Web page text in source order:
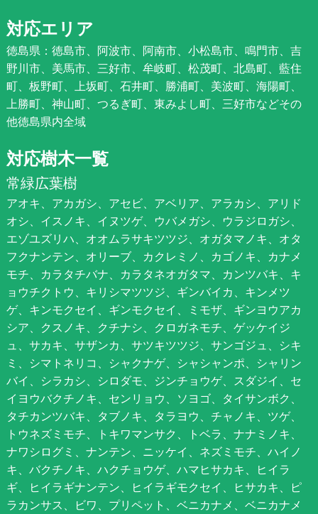
対応エリア
徳島県：徳島市、阿波市、阿南市、小松島市、鳴門市、吉
野川市、美馬市、三好市、牟岐町、松茂町、北島町、藍住
町、板野町、上坂町、石井町、勝浦町、美波町、海陽町、
上勝町、神山町、つるぎ町、東みよし町、三好市などその
他徳島県内全域
対応樹木一覧
常緑広葉樹
アオキ、アカガシ、アセビ、アベリア、アラカシ、アリド
オシ、イスノキ、イヌツゲ、ウバメガシ、ウラジロガシ、
エゾユズリハ、オオムラサキツツジ、オガタマノキ、オタ
フクナンテン、オリーブ、カクレミノ、カゴノキ、カナメ
モチ、カラタチバナ、カラタネオガタマ、カンツバキ、キ
ョウチクトウ、キリシマツツジ、ギンバイカ、キンメツ
ゲ、キンモクセイ、ギンモクセイ、ミモザ、ギンヨウアカ
シア、クスノキ、クチナシ、クロガネモチ、ゲッケイジ
ュ、サカキ、サザンカ、サツキツツジ、サンゴジュ、シキ
ミ、シマトネリコ、シャクナゲ、シャシャンポ、シャリン
バイ、シラカシ、シロダモ、ジンチョウゲ、スダジイ、セ
イヨウバクチノキ、センリョウ、ソヨゴ、タイサンボク、
タチカンツバキ、タブノキ、タラヨウ、チャノキ、ツゲ、
トウネズミモチ、トキワマンサク、トベラ、ナナミノキ、
ナワシログミ、ナンテン、ニッケイ、ネズミモチ、ハイノ
キ、バクチノキ、ハクチョウゲ、ハマヒサカキ、ヒイラ
ギ、ヒイラギナンテン、ヒイラギモクセイ、ヒサカキ、ピ
ラカンサス、ビワ、プリペット、ベニカナメ、ベニカナメ